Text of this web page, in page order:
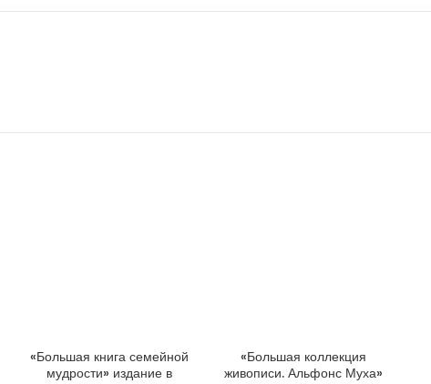
ДОБАВИТЬ В КОРЗИНУ
«Большая книга семейной
мудрости» издание в
ДОБАВИТЬ В КОРЗИНУ
«Большая коллекция
живописи. Альфонс Муха»